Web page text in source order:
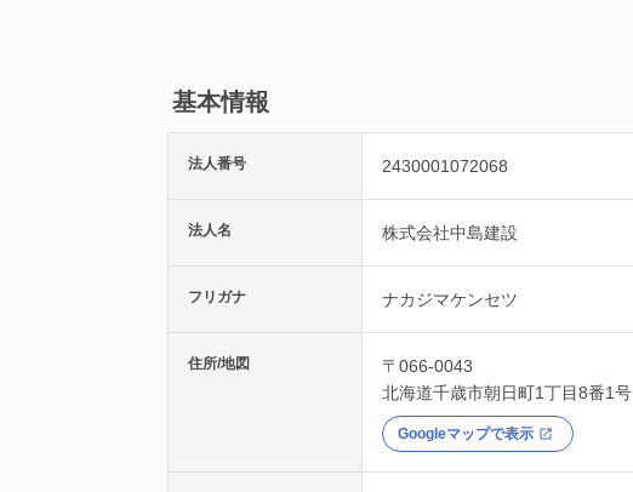
基本情報
法人番号 2430001072068
法人名 株式会社中島建設
フリガナ ナカジマケンセツ
住所/地図
〒066-0043
北海道千歳市朝日町1丁目8番1号
Googleマップで表示